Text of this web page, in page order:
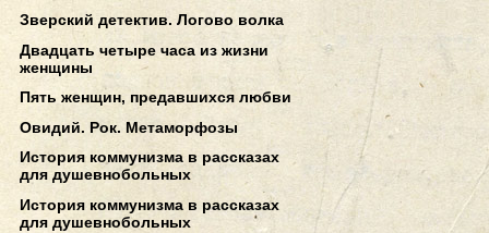
Зверский детектив. Логово волка
Двадцать четыре часа из жизни
женщины
Пять женщин, предавшихся любви
Овидий. Рок. Метаморфозы
История коммунизма в рассказах
для душевнобольных
История коммунизма в рассказах
для душевнобольных